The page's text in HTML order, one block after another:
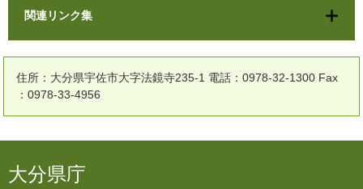
関連リンク集
住所：大分県宇佐市大字法鏡寺235-1 電話：0978-32-1300 Fax
：0978-33-4956
大分県庁